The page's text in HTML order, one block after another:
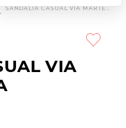
SANDALIA CASUAL VIA MARTE
VIA
MÁS
.